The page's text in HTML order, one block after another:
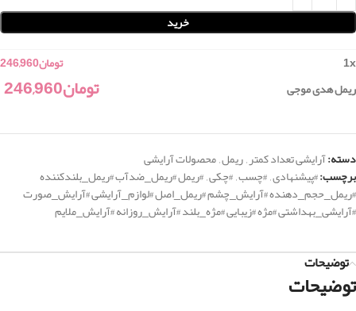
خرید
1x تومان246,960
ریمل هدی موجی
تومان246,960
دسته:آرایشی تعداد کمتر,ریمل,محصولات آرایشی
برچسب:#پیشنهادی,#چسب,#چکی,#ریمل #ریمل_ضدآب #ریمل_بلندکننده
#ریمل_حجم_دهنده #آرایش_چشم #ریمل_اصل #لوازم_آرایشی #آرایش_صورت
#آرایشی_بهداشتی #مژه #زیبایی #مژه_بلند #آرایش_روزانه #آرایش_ملایم
توضیحات
توضیحات